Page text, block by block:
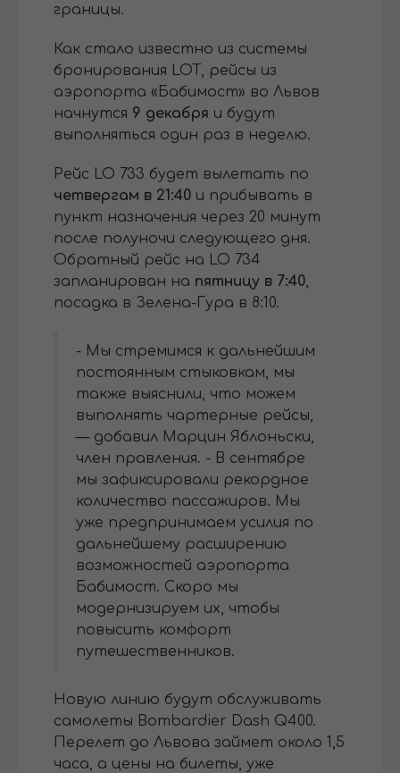
границы.
Как стало известно из системы
бронирования LOT, рейсы из
аэропорта «Бабимост» во Львов
начнутся 9 декабря и будут
выполняться один раз в неделю.
Рейс LO 733 будет вылетать по
четвергам в 21:40 и прибывать в
пункт назначения через 20 минут
после полуночи следующего дня.
Обратный рейс на LO 734
запланирован на пятницу в 7:40,
посадка в Зелена-Гура в 8:10.
- Мы стремимся к дальнейшим
постоянным стыковкам, мы
также выяснили, что можем
выполнять чартерные рейсы,
— добавил Марцин Яблоньски,
член правления. - В сентябре
мы зафиксировали рекордное
количество пассажиров. Мы
уже предпринимаем усилия по
дальнейшему расширению
возможностей аэропорта
Бабимост. Скоро мы
модернизируем их, чтобы
повысить комфорт
путешественников.
Новую линию будут обслуживать
самолеты Bombardier Dash Q400.
Перелет до Львова займет около 1,5
часа, а цены на билеты, уже